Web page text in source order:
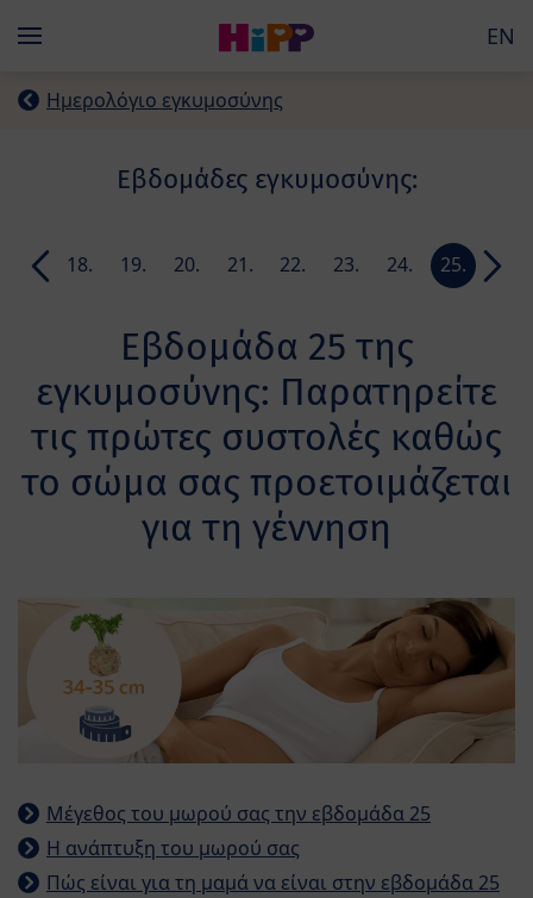
Menü EN
Ημερολόγιο εγκυμοσύνης
Εβδομάδες εγκυμοσύνης:
17.
18.
19.
20.
21.
22.
23.
24.
25.
26.
Εβδομάδα 25 της
εγκυμοσύνης: Παρατηρείτε
τις πρώτες συστολές καθώς
το σώμα σας προετοιμάζεται
για τη γέννηση
Μέγεθος του μωρού σας την εβδομάδα 25
Η ανάπτυξη του μωρού σας
Πώς είναι για τη μαμά να είναι στην εβδομάδα 25